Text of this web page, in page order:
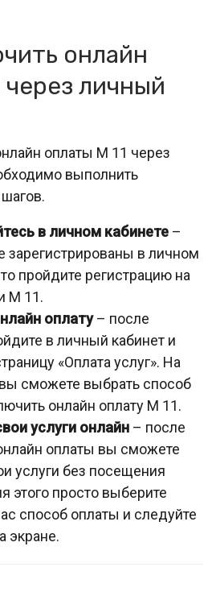
онлайн
через личный
оплаты М 11 через
выполнить
в личном кабинете –
зарегистрированы в личном
пройдите регистрацию на
М 11.
оплату– после
в личный кабинет и
«Оплата услуг». На
сможете выбрать способ
онлайн оплату М 11.
услуги онлайн – после
оплаты вы сможете
услуги без посещения
этого просто выберите
способ оплаты и следуйте
экране.